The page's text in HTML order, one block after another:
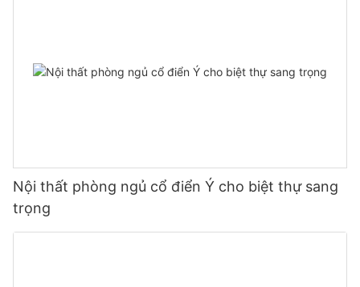
Nội thất phòng ngủ cổ điển Ý cho biệt thự sang
trọng